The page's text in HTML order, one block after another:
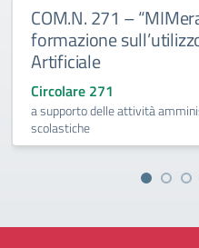
COM.N. 271 –
formazione
Artificiale
Circolare 271
a supporto delle attività
scolastiche